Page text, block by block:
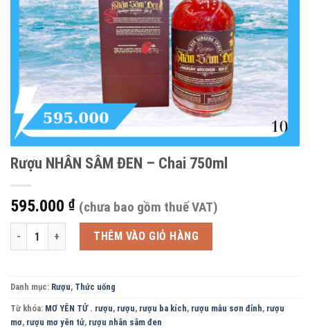
Rượu NHÂN SÂM ĐEN – Chai 750ml
595.000 ₫ (chưa bao gồm thuế VAT)
Rượu NHÂN SÂM ĐEN - Chai 750ml số lượng
THÊM VÀO GIỎ HÀNG
Danh mục: Rượu, Thức uống
Từ khóa: MƠ YÊN TỬ . rượu, rượu, rượu ba kích, rượu mẫu sơn đỉnh, rượu
mơ, rượu mơ yên tử, rượu nhân sâm đen